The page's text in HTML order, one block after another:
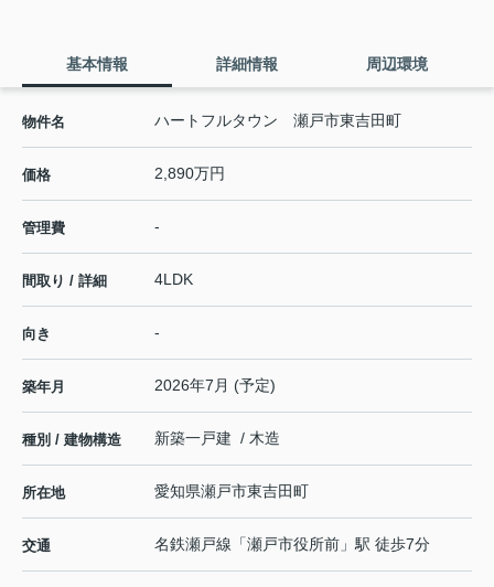
基本情報 詳細情報 周辺環境
物件名 ハートフルタウン 瀬戸市東吉田町
価格 2,890万円
管理費 -
間取り / 詳細 4LDK
向き -
築年月 2026年7月 (予定)
種別 / 建物構造 新築一戸建 / 木造
所在地 愛知県瀬戸市東吉田町
交通 名鉄瀬戸線 「瀬戸市役所前 」駅 徒歩7分